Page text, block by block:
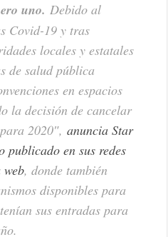
uno.Debido al
Covid-19 y tras
locales y estatales
de salud pública
en espacios
la decisión de cancelar
2020″, anuncia Star
publicado en sus redes
web, donde también
disponibles para
sus entradas para